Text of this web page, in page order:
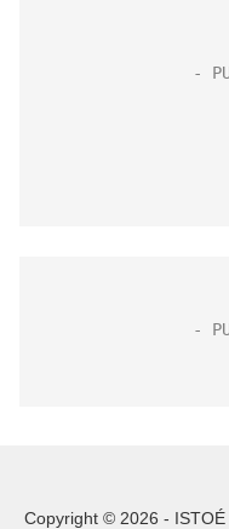
Copyright © 2026 - ISTOÉ